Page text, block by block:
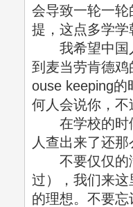
会导致一轮一
提，这点多学学
我希望中国人
到麦当劳肯德
ouse keeping的
何人会说你，不
在学校的时候
人查出来了还
不要仅仅的满
过），我们来
的理想。不要